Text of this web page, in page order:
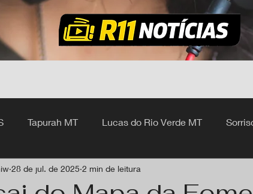
Tapurah MT Lucas do Rio Verde MT
MT
28 de jul. de 2025 2 min de leitura